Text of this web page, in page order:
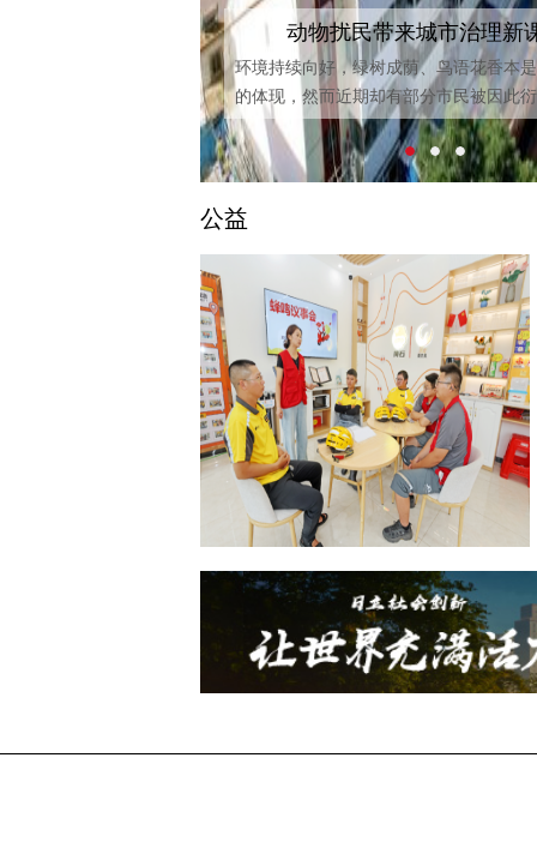
动物扰民带来城市治理新
环境持续向好，绿树成荫、鸟语花香本
的体现，然而近期却有部分市民被因此
问题所困...
公益